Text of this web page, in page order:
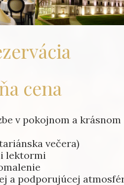
cena
v pokojnom a krásnom
večera)
lektormi
a podporujúcej